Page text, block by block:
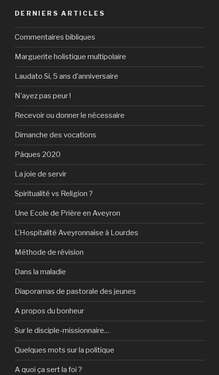
DERNIERS ARTICLES
Commentaires bibliques
Marguerite holistique multipolaire
Laudato Si, 5 ans d’anniversaire
N’ayez pas peur !
Recevoir ou donner le nécessaire
Dimanche des vocations
Pâques 2020
La joie de servir
Spiritualité vs Religion ?
Une Ecole de Prière en Aveyron
L’Hospitalité Aveyronnaise à Lourdes
Méthode de révision
Dans la maladie
Diaporamas de pastorale des jeunes
A propos du bonheur
Sur le disciple-missionnaire…
Quelques mots sur la politique
A quoi ça sert la foi ?